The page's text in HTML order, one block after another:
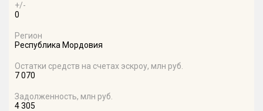
+/-
0
Регион
Республика Мордовия
Остатки средств на счетах эскроу, млн руб.
7 070
Задолженность, млн руб.
4 305